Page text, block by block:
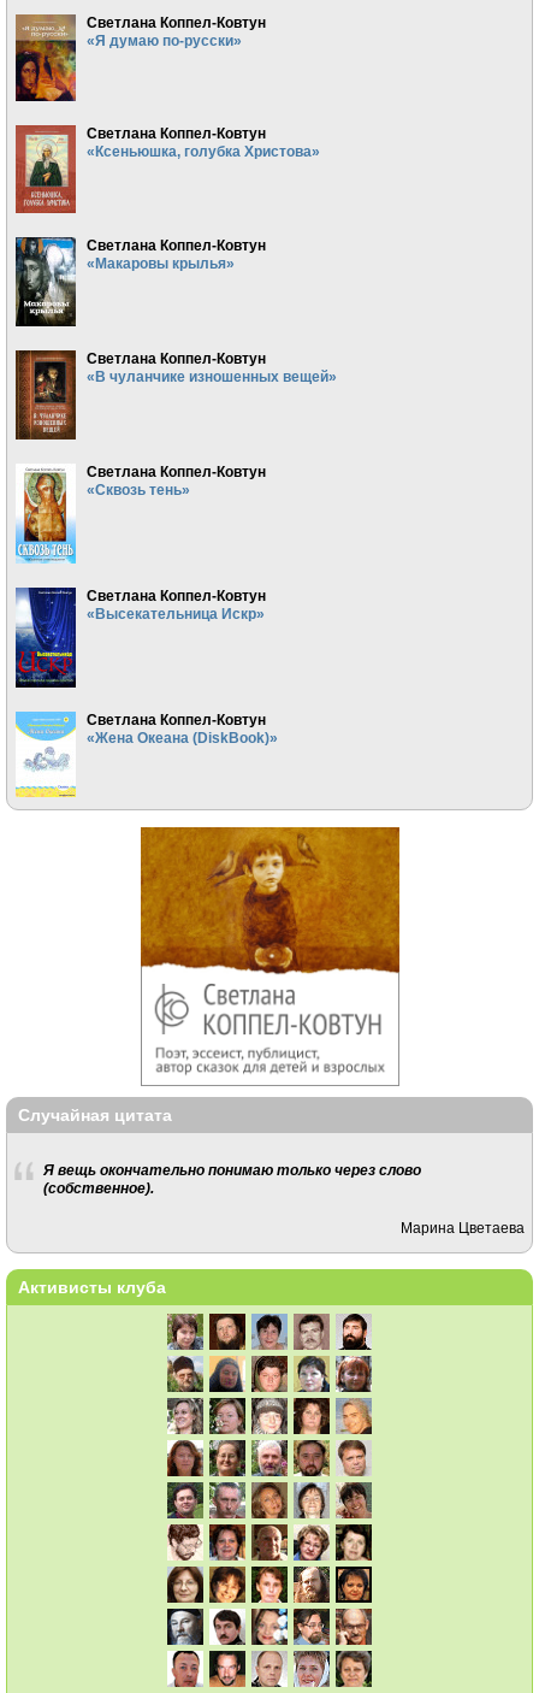
Светлана Коппел-Ковтун
«Я думаю по-русски»
Светлана Коппел-Ковтун
«Ксеньюшка, голубка Христова»
Светлана Коппел-Ковтун
«Макаровы крылья»
Светлана Коппел-Ковтун
«В чуланчике изношенных вещей»
Светлана Коппел-Ковтун
«Сквозь тень»
Светлана Коппел-Ковтун
«Высекательница Искр»
Светлана Коппел-Ковтун
«Жена Океана (DiskBook)»
Случайная цитата
Я вещь окончательно понимаю только через слово
(собственное).
Марина Цветаева
Активисты клуба